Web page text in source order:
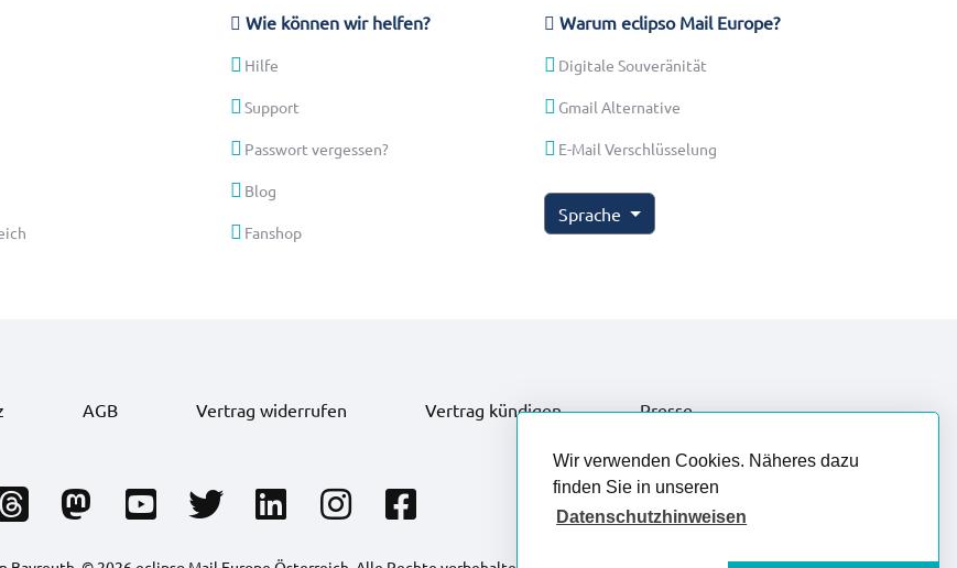
Wir verwenden Cookies. Näheres dazu
finden Sie in unseren
Datenschutzhinweisen
Wie können wir helfen?
Hilfe
Support
Passwort vergessen?
Blog
Fanshop
Warum eclipso Mail Europe?
Digitale Souveränität
Gmail Alternative
E-Mail Verschlüsselung
Sprache
AGB Vertrag widerrufen Vertrag kündigen Presse